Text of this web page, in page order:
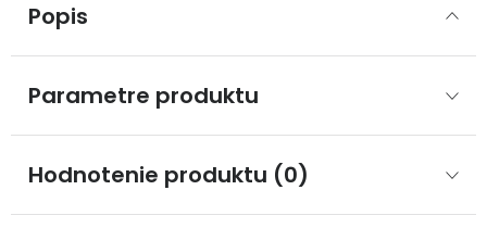
Popis
Parametre produktu
Hodnotenie produktu (0)